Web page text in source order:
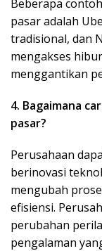
Beberapa
pasar adalah
tradisional, dan
mengakses
menggantikan
4. Bagaimana
pasar?
Perusahaan
berinovasi
mengubah
efisiensi.
perubahan
pengalaman